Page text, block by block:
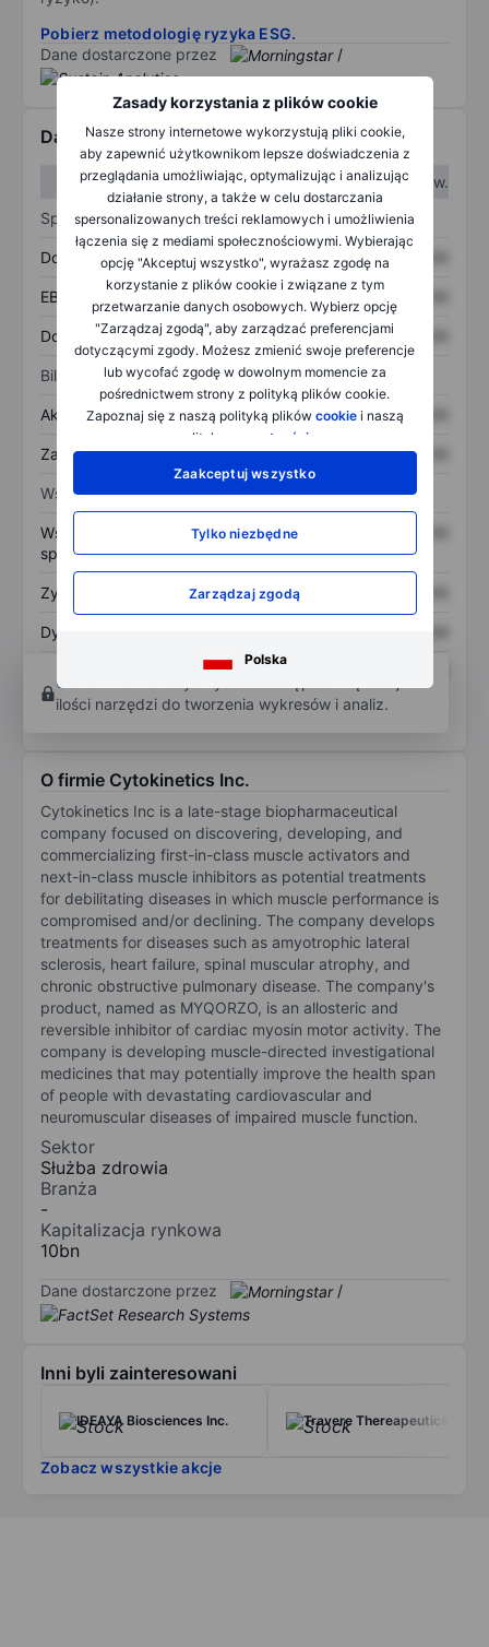
Zasady korzystania z plików cookie
Nasze strony internetowe wykorzystują pliki cookie,
aby zapewnić użytkownikom lepsze doświadczenia z
przeglądania umożliwiając, optymalizując i analizując
działanie strony, a także w celu dostarczania
spersonalizowanych treści reklamowych i umożliwienia
łączenia się z mediami społecznościowymi. Wybierając
opcję "Akceptuj wszystko", wyrażasz zgodę na
korzystanie z plików cookie i związane z tym
przetwarzanie danych osobowych. Wybierz opcję
"Zarządzaj zgodą", aby zarządzać preferencjami
dotyczącymi zgody. Możesz zmienić swoje preferencje
lub wycofać zgodę w dowolnym momencie za
pośrednictwem strony z polityką plików cookie.
Zapoznaj się z naszą polityką plików cookiei naszą
polityką
prywatności
Zaakceptuj wszystko
Tylko niezbędne
Zarządzaj zgodą
Polska
Pobierz metodologię ryzyka ESG.
Dane dostarczone przez
/
Dane finansowe
W I kw.
W II kw.
Sprawozdanie z zysków
Dochód XXXXXXX XXXXXXX
EBITDA XXXXXXX
Dochód netto XXXXXXX XXXXXXX
Bilans
Aktywa ogółem XXXXXXX XXXXXXX
Zadłużenie ogółem XXXXXXX XXXXXXX
Wskaźniki
Współczynnik cena do
sprzedaży
XXXXXXX
Zysk na akcję XXXXXXX
Dywidenda na akcję
własnego
XXXXXXX
Otwórz konto
ilości narzędzi do tworzenia wykresów i analiz.
O firmie Cytokinetics Inc.
Cytokinetics Inc is a late-stage biopharmaceutical
company focused on discovering, developing, and
commercializing first-in-class muscle activators and
next-in-class muscle inhibitors as potential treatments
for debilitating diseases in which muscle performance is
compromised and/or declining. The company develops
treatments for diseases such as amyotrophic lateral
sclerosis, heart failure, spinal muscular atrophy, and
chronic obstructive pulmonary disease. The company's
product, named as MYQORZO, is an allosteric and
reversible inhibitor of cardiac myosin motor activity. The
company is developing muscle-directed investigational
medicines that may potentially improve the health span
of people with devastating cardiovascular and
neuromuscular diseases of impaired muscle function.
Sektor
Służba zdrowia
Branża
-
Kapitalizacja rynkowa
10bn
Dane dostarczone przez /
Inni byli zainteresowani
IDEAYA Biosciences Inc. Travere Thereapeutics Inc.
Zobacz wszystkie akcje